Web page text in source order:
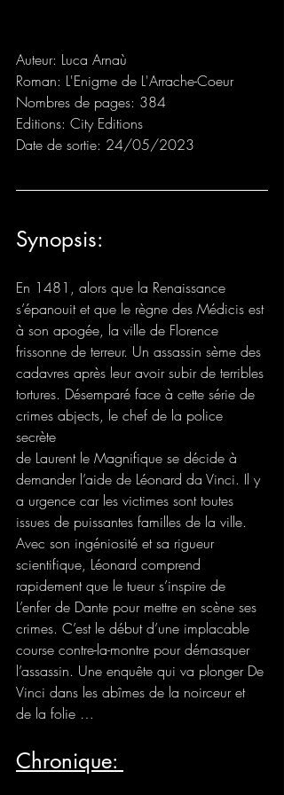
Auteur: Luca Arnaù
Roman: L'Enigme de L'Arrache-Coeur
Nombres de pages: 384
Editions: City Editions
Date de sortie: 24/05/2023
Synopsis:
En 1481, alors que la Renaissance
s’épanouit et que le règne des Médicis est
à son apogée, la ville de Florence
frissonne de terreur. Un assassin sème des
cadavres après leur avoir subir de terribles
tortures. Désemparé face à cette série de
crimes abjects, le chef de la police
secrète
de Laurent le Magnifique se décide à
demander l’aide de Léonard da Vinci. Il y
a urgence car les victimes sont toutes
issues de puissantes familles de la ville.
Avec son ingéniosité et sa rigueur
scientifique, Léonard comprend
rapidement que le tueur s’inspire de
L’enfer de Dante pour mettre en scène ses
crimes. C’est le début d’une implacable
course contre-la-montre pour démasquer
l’assassin. Une enquête qui va plonger De
Vinci dans les abîmes de la noirceur et
de la folie …
Chronique: